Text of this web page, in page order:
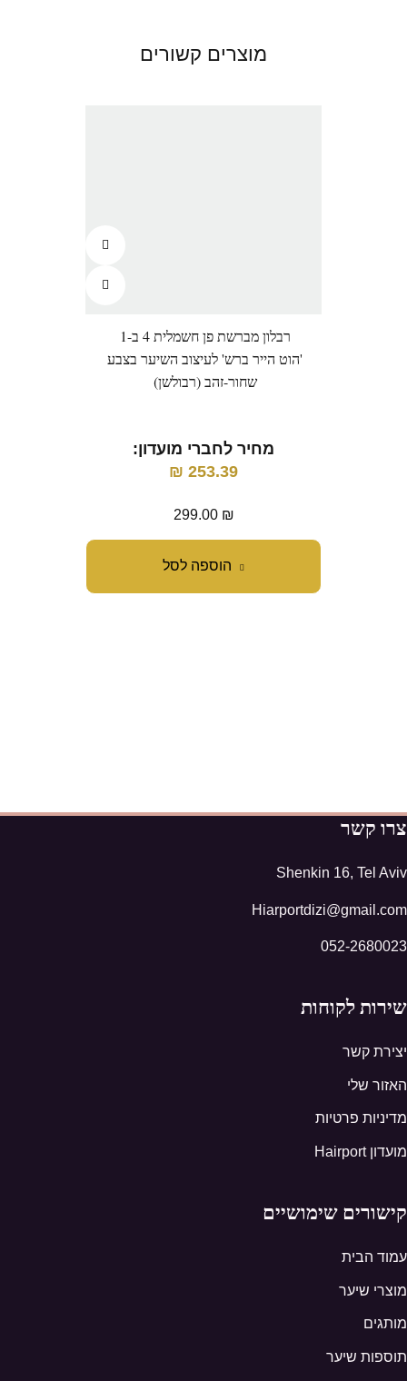
מוצרים קשורים
הוספה לסל
רבלון מברשת פן חשמלית 4 ב-1
'הוט הייר ברש' לעיצוב השיער בצבע
שחור-זהב (רבולשן)
מחיר לחברי מועדון:
253.39
₪
299.00 ₪
צרו קשר
Shenkin 16, Tel Aviv
Hiarportdizi@gmail.com
052-2680023
שירות לקוחות
יצירת קשר
האזור שלי
מדיניות פרטיות
מועדון Hairport
קישורים שימושיים
עמוד הבית
מוצרי שיער
מותגים
תוספות שיער